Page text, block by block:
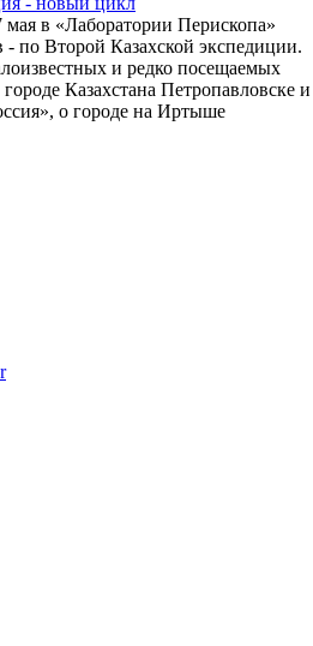
в «Лаборатории Перископа»
- по Второй Казахской экспедиции.
и редко посещаемых
Казахстана Петропавловске и
о городе на Иртыше